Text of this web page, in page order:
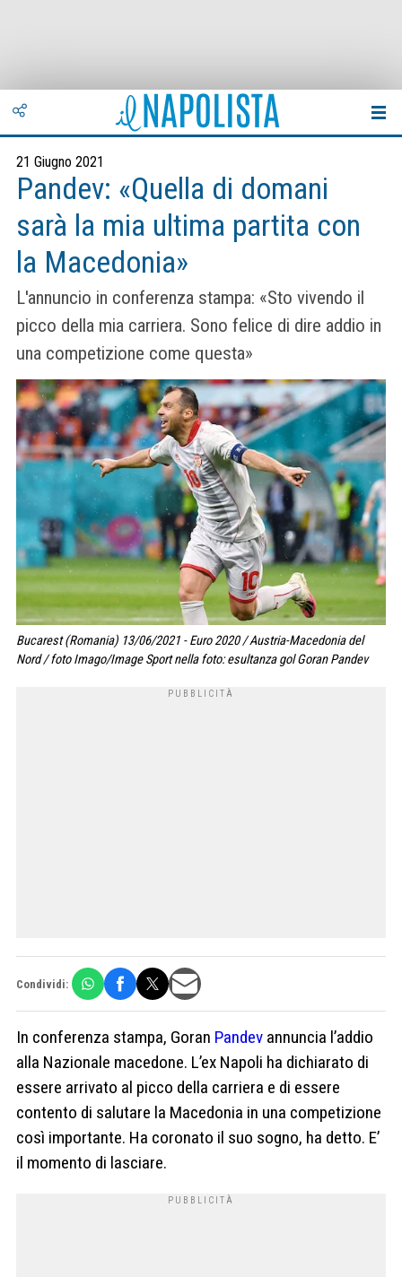
21 Giugno 2021
Pandev: «Quella di domani
sarà la mia ultima partita con
la Macedonia»
L'annuncio in conferenza stampa: «Sto vivendo il
picco della mia carriera. Sono felice di dire addio in
una competizione come questa»
Bucarest (Romania) 13/06/2021 - Euro 2020 / Austria-Macedonia del
Nord / foto Imago/Image Sport nella foto: esultanza gol Goran Pandev
Condividi:
In conferenza stampa, Goran Pandev annuncia l’addio
alla Nazionale macedone. L’ex Napoli ha dichiarato di
essere arrivato al picco della carriera e di essere
contento di salutare la Macedonia in una competizione
così importante. Ha coronato il suo sogno, ha detto. E’
il momento di lasciare.